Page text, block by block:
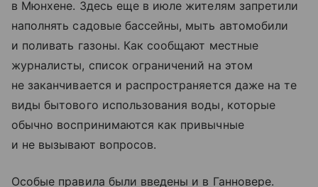
в Мюнхене. Здесь еще в июле жителям запретили
наполнять садовые бассейны, мыть автомобили
и поливать газоны. Как сообщают местные
журналисты, список ограничений на этом
не заканчивается и распространяется даже на те
виды бытового использования воды, которые
обычно воспринимаются как привычные
и не вызывают вопросов.
Особые правила были введены и в Ганновере.